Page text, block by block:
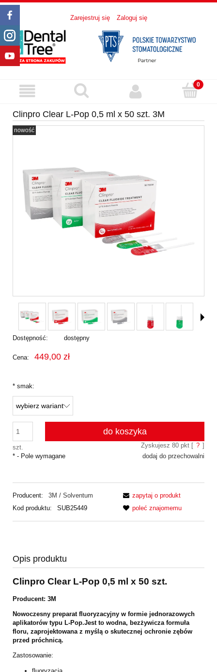
Zarejestruj się Zaloguj się
Clinpro Clear L-Pop 0,5 ml x 50 szt. 3M
nowość
Dostępność: dostępny
Cena: 449,00 zł
* smak:
szt.
do koszyka
Zyskujesz 80pkt [ ? ]
dodaj do przechowalni
* - Pole wymagane
Producent:
3M / Solventum
Kod produktu:
SUB25449
zapytaj o produkt
poleć znajomemu
Opis produktu
Clinpro Clear L-Pop 0,5 ml x 50 szt.
Producent: 3M
Nowoczesny preparat fluoryzacyjny w formie jednorazowych
aplikatorów typu L-Pop.Jest to wodna, bezżywicza formuła
floru, zaprojektowana z myślą o skutecznej ochronie zębów
przed próchnicą.
Zastosowanie: